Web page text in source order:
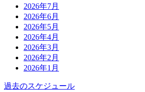
2026年7月
2026年6月
2026年5月
2026年4月
2026年3月
2026年2月
2026年1月
過去のスケジュール